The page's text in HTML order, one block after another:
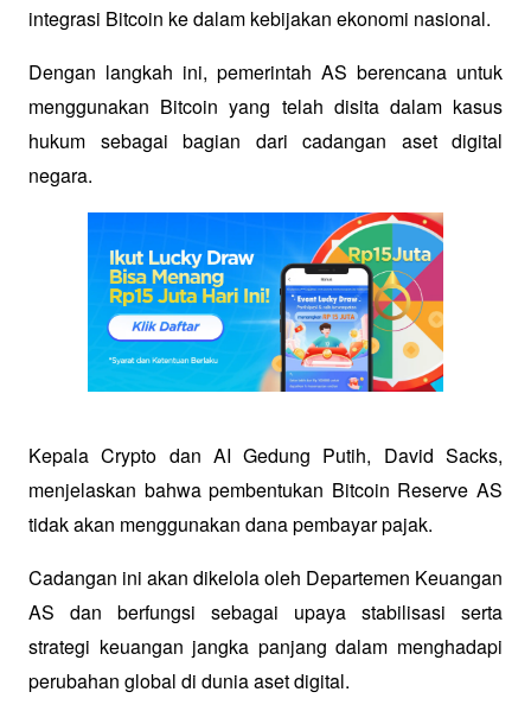
integrasi Bitcoin ke dalam kebijakan ekonomi nasional.
Dengan langkah ini, pemerintah AS berencana untuk
menggunakan Bitcoin yang telah disita dalam kasus
hukum sebagai bagian dari cadangan aset digital
negara.
Kepala Crypto dan AI Gedung Putih, David Sacks,
menjelaskan bahwa pembentukan Bitcoin Reserve AS
tidak akan menggunakan dana pembayar pajak.
Cadangan ini akan dikelola oleh Departemen Keuangan
AS dan berfungsi sebagai upaya stabilisasi serta
strategi keuangan jangka panjang dalam menghadapi
perubahan global di dunia aset digital.